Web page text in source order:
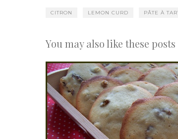
CITRON LEMON CURD PÂTE À
You may also like these posts